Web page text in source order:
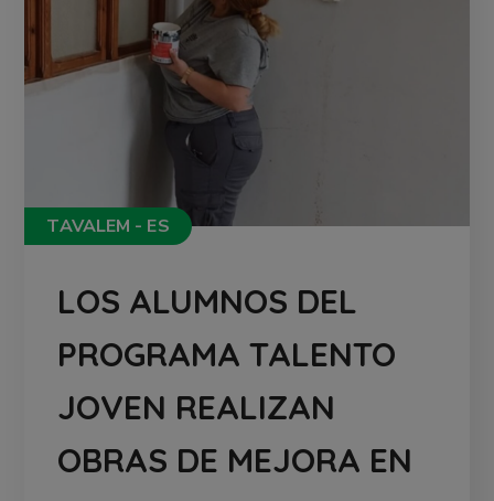
TAVALEM - ES
LOS ALUMNOS DEL
PROGRAMA TALENTO
JOVEN REALIZAN
OBRAS DE MEJORA EN